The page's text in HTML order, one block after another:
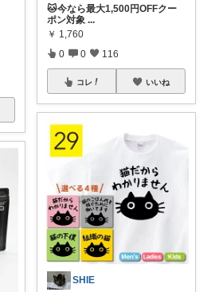
🐱今なら最大1,500円OFFクー
ポン対象 ...
￥ 1,760
0 0 116
コレ いいね
SHIE